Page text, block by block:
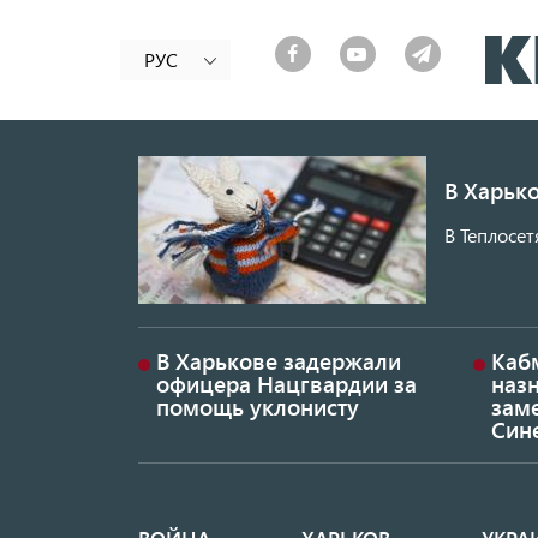
РУС
В
В
В Харькове задержали
офицера Нацгвардии за
помощь уклонисту